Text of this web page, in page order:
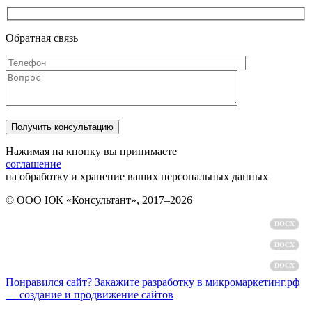
Обратная связь
Нажимая на кнопку вы принимаете
соглашение
на обработку и хранение ваших персональных данных
© ООО ЮК «Консультант», 2017–2026
DOCX
DOCX
DOCX
Понравился сайт? Закажите разработку в микромаркетинг.рф
— создание и продвижение сайтов